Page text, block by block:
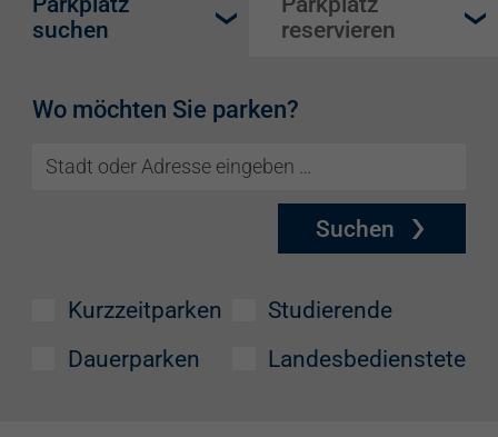
suchen
reservieren
Wo möchten Sie parken?
Suchen
Kurzzeitparken
Dauerparken
Studierende
Landesbedienstete